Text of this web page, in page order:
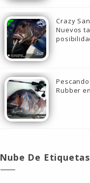
Crazy
Nuevos
Rubber
Nube De Etiquetas